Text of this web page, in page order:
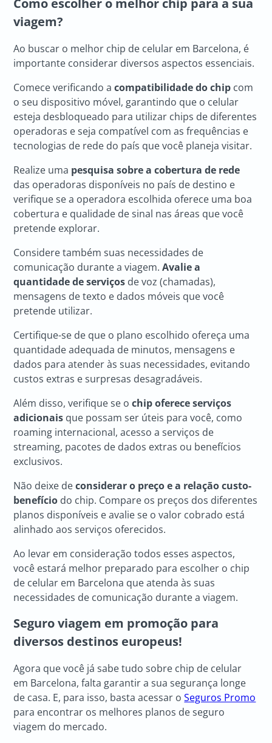
Como escolher o melhor chip para a sua
viagem?
Ao buscar o melhor chip de celular em Barcelona, é
importante considerar diversos aspectos essenciais.
Comece verificando acompatibilidade do chip com
o seu dispositivo móvel, garantindo que o celular
esteja desbloqueado para utilizar chips de diferentes
operadoras e seja compatível com as frequências e
tecnologias de rede do país que você planeja visitar.
Realize uma pesquisa sobre a cobertura de rede
das operadoras disponíveis no país de destino e
verifique se a operadora escolhida oferece uma boa
cobertura e qualidade de sinal nas áreas que você
pretende explorar.
Considere também suas necessidades de
comunicação durante a viagem.Avalie a
quantidade de serviços de voz (chamadas),
mensagens de texto e dados móveis que você
pretende utilizar.
Certifique-se de que o plano escolhido ofereça uma
quantidade adequada de minutos, mensagens e
dados para atender às suas necessidades, evitando
custos extras e surpresas desagradáveis.
Além disso, verifique se ochip oferece serviços
adicionais que possam ser úteis para você, como
roaming internacional, acesso a serviços de
streaming, pacotes de dados extras ou benefícios
exclusivos.
Não deixe deconsiderar o preço e a relação custo-
benefício do chip. Compare os preços dos diferentes
planos disponíveis e avalie se o valor cobrado está
alinhado aos serviços oferecidos.
Ao levar em consideração todos esses aspectos,
você estará melhor preparado para escolher o chip
de celular em Barcelona que atenda às suas
necessidades de comunicação durante a viagem.
Seguro viagem em promoção para
diversos destinos europeus!
Agora que você já sabe tudo sobre chip de celular
em Barcelona, falta garantir a sua segurança longe
de casa. E, para isso, basta acessar oSeguros Promo
para encontrar os melhores planos de seguro
viagem do mercado.